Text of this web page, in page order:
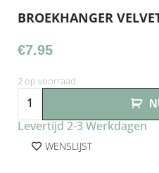
BROEKHANGER
€7.95
2 op voorraad
Levertijd 2-3 Werkdagen
WENSLIJST